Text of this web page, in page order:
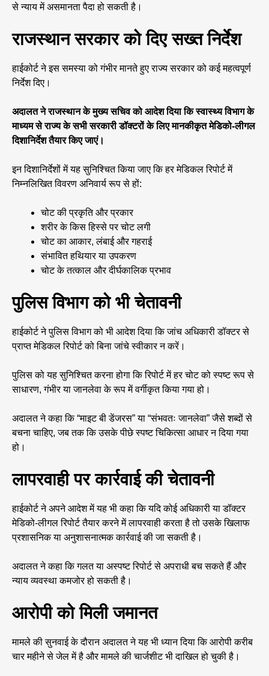
से न्याय में असमानता पैदा हो सकती है।
राजस्थान सरकार को दिए सख्त निर्देश
हाईकोर्ट ने इस समस्या को गंभीर मानते हुए राज्य सरकार को कई महत्वपूर्ण
निर्देश दिए।
अदालत ने राजस्थान के मुख्य सचिव को आदेश दिया कि स्वास्थ्य विभाग के
माध्यम से राज्य के सभी सरकारी डॉक्टरों के लिए मानकीकृत मेडिको-लीगल
दिशानिर्देश तैयार किए जाएं।
इन दिशानिर्देशों में यह सुनिश्चित किया जाए कि हर मेडिकल रिपोर्ट में
निम्नलिखित विवरण अनिवार्य रूप से हों:
चोट की प्रकृति और प्रकार
शरीर के किस हिस्से पर चोट लगी
चोट का आकार, लंबाई और गहराई
संभावित हथियार या उपकरण
चोट के तत्काल और दीर्घकालिक प्रभाव
पुलिस विभाग को भी चेतावनी
हाईकोर्ट ने पुलिस विभाग को भी आदेश दिया कि जांच अधिकारी डॉक्टर से
प्राप्त मेडिकल रिपोर्ट को बिना जांचे स्वीकार न करें।
पुलिस को यह सुनिश्चित करना होगा कि रिपोर्ट में हर चोट को स्पष्ट रूप से
साधारण, गंभीर या जानलेवा के रूप में वर्गीकृत किया गया हो।
अदालत ने कहा कि “माइट बी डेंजरस” या “संभवतः जानलेवा” जैसे शब्दों से
बचना चाहिए, जब तक कि उसके पीछे स्पष्ट चिकित्सा आधार न दिया गया
हो।
लापरवाही पर कार्रवाई की चेतावनी
हाईकोर्ट ने अपने आदेश में यह भी कहा कि यदि कोई अधिकारी या डॉक्टर
मेडिको-लीगल रिपोर्ट तैयार करने में लापरवाही करता है तो उसके खिलाफ
प्रशासनिक या अनुशासनात्मक कार्रवाई की जा सकती है।
अदालत ने कहा कि गलत या अस्पष्ट रिपोर्ट से अपराधी बच सकते हैं और
न्याय व्यवस्था कमजोर हो सकती है।
आरोपी को मिली जमानत
मामले की सुनवाई के दौरान अदालत ने यह भी ध्यान दिया कि आरोपी करीब
चार महीने से जेल में है और मामले की चार्जशीट भी दाखिल हो चुकी है।